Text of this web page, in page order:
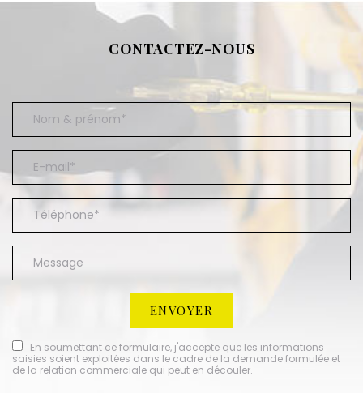
CONTACTEZ-NOUS
En soumettant ce formulaire, j'accepte que les informations
saisies soient exploitées dans le cadre de la demande formulée et
de la relation commerciale qui peut en découler.